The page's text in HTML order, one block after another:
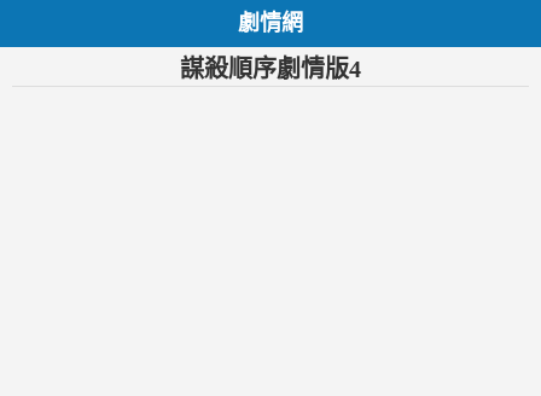
劇情網
謀殺順序劇情版4